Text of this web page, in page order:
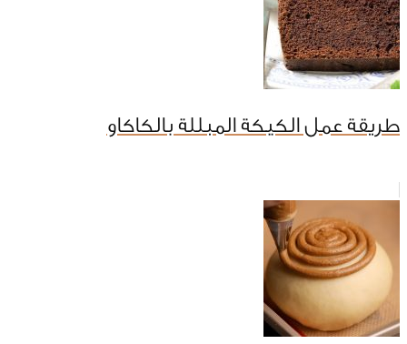
طريقة عمل الكيكة المبللة بالكاكاو